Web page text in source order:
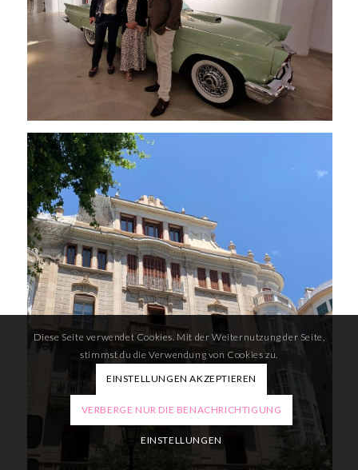
Diese Seite verwendet Cookies. Mit der Weiternutzung der Seite,
stimmst du die Verwendung von Cookies zu.
EINSTELLUNGEN AKZEPTIEREN
VERBERGE NUR DIE BENACHRICHTIGUNG
EINSTELLUNGEN